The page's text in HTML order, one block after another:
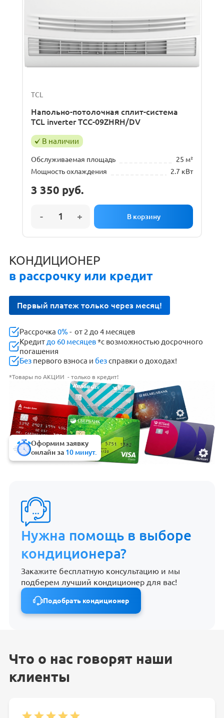
TCL
Напольно-потолочная сплит-система
TCL inverter TCC-09ZHRH/DV
В наличии
Обслуживаемая площадь
25 м²
Мощность охлаждения
2.7 кВт
3 350 руб.
КОНДИЦИОНЕР
в рассрочку или кредит
Первый платеж только через месяц!
Рассрочка0% - от 2 до 4 месяцев
Кредит до 60 месяцев*с возможностью досрочного
погашения
Без первого взноса и безсправки о доходах!
*Товары по АКЦИИ - только в кредит!
Оформим заявку
онлайн за 10 минут.
Нужна помощь в выборе
кондиционера?
Закажите бесплатную консультацию и мы
подберем лучший кондиционер для вас!
Подобрать кондиционер
Что о нас говорят наши
клиенты